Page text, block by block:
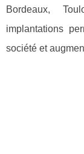
Bordeaux,
implantations
société et